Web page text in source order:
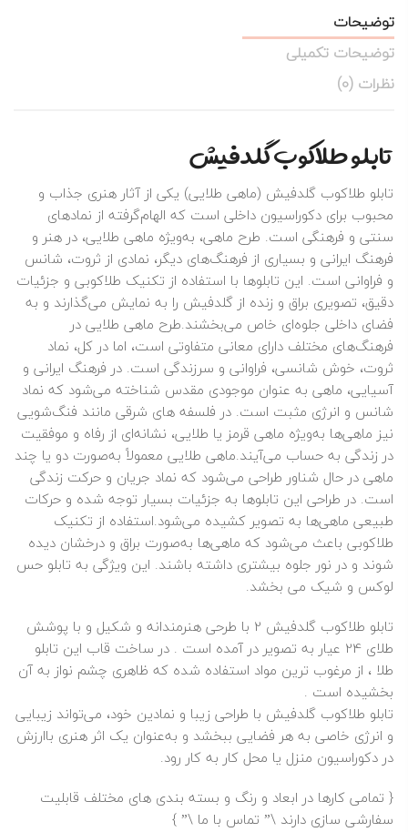
توضیحات
توضیحات تکمیلی
نظرات (0)
تابلو طلاکوب گلدفیش
تابلو طلاکوب گلدفیش (ماهی طلایی) یکی از آثار هنری جذاب و
محبوب برای دکوراسیون داخلی است که الهام‌گرفته از نمادهای
سنتی و فرهنگی است. طرح ماهی، به‌ویژه ماهی طلایی، در هنر و
فرهنگ ایرانی و بسیاری از فرهنگ‌های دیگر، نمادی از ثروت، شانس
و فراوانی است. این تابلوها با استفاده از تکنیک طلاکوبی و جزئیات
دقیق، تصویری براق و زنده از گلدفیش را به نمایش می‌گذارند و به
فضای داخلی جلوه‌ای خاص می‌بخشند.طرح ماهی طلایی در
فرهنگ‌های مختلف دارای معانی متفاوتی است، اما در کل، نماد
ثروت، خوش‌ شانسی، فراوانی و سرزندگی است. در فرهنگ ایرانی و
آسیایی، ماهی به عنوان موجودی مقدس شناخته می‌شود که نماد
شانس و انرژی مثبت است. در فلسفه‌ های شرقی مانند فنگ‌شویی
نیز ماهی‌ها به‌ویژه ماهی قرمز یا طلایی، نشانه‌ای از رفاه و موفقیت
در زندگی به حساب می‌آیند.ماهی طلایی معمولاً به‌صورت دو یا چند
ماهی در حال شناور طراحی می‌شود که نماد جریان و حرکت زندگی
است. در طراحی این تابلوها به جزئیات بسیار توجه شده و حرکات
طبیعی ماهی‌ها به تصویر کشیده می‌شود.استفاده از تکنیک
طلاکوبی باعث می‌شود که ماهی‌ها به‌صورت براق و درخشان دیده
شوند و در نور جلوه بیشتری داشته باشند. این ویژگی به تابلو حس
لوکس و شیک می‌ بخشد.
تابلو طلاکوب گلدفیش 2 با طرحی هنرمندانه و شکیل و با پوشش
طلا
ی 24 عیار به تصویر در آمده است . در ساخت قاب این تابلو
طلا ، از مرغوب ترین مواد استفاده شده که ظاهری چشم نواز به آن
بخشیده است .
تابلو طلاکوب گلدفیش با طراحی زیبا و نمادین خود، می‌تواند زیبایی
و انرژی خاصی به هر فضایی ببخشد و به‌عنوان یک اثر هنری باارزش
در دکوراسیون منزل یا محل کار به کار رود.
{ تمامی کارها در ابعاد و رنگ و بسته بندی های مختلف قابلیت
سفارشی سازی دارند \” تماس با ما \” }